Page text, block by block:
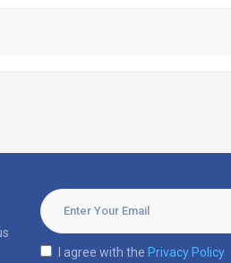
I agree with the Privacy Policy